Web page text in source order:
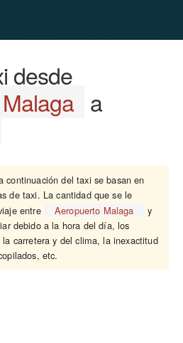
desde
a
continuación del taxi se basan en
de taxi. La cantidad que se le
entre
Aeropuerto Malaga
y
debido a la hora del día, los
carretera y del clima, la inexactitud
etc.